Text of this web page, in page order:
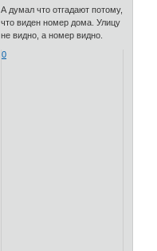
А думал что отгадают потому,
что виден номер дома. Улицу
не видно, а номер видно.
0